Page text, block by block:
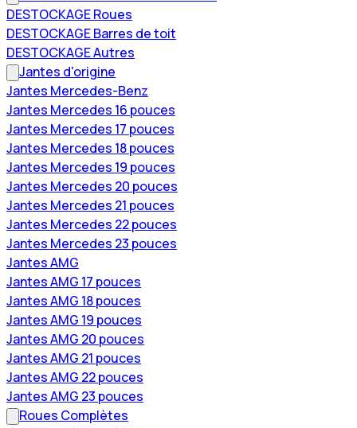
DESTOCKAGE Roues
DESTOCKAGE Barres de toit
DESTOCKAGE Autres
Jantes d'origine
Jantes Mercedes-Benz
Jantes Mercedes 16 pouces
Jantes Mercedes 17 pouces
Jantes Mercedes 18 pouces
Jantes Mercedes 19 pouces
Jantes Mercedes 20 pouces
Jantes Mercedes 21 pouces
Jantes Mercedes 22 pouces
Jantes Mercedes 23 pouces
Jantes AMG
Jantes AMG 17 pouces
Jantes AMG 18 pouces
Jantes AMG 19 pouces
Jantes AMG 20 pouces
Jantes AMG 21 pouces
Jantes AMG 22 pouces
Jantes AMG 23 pouces
Roues Complètes